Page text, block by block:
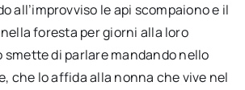
all’improvviso le api scompaiono e il
foresta per giorni alla loro
smette di parlare mandando nello
che lo affida alla nonna che vive nel